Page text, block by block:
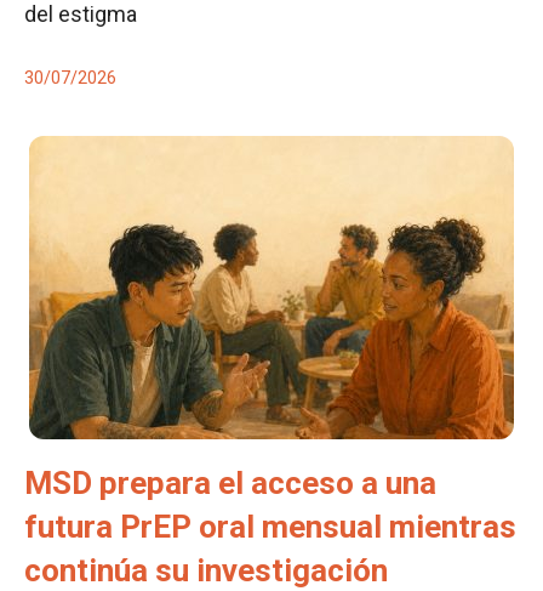
del estigma
30/07/2026
MSD prepara el acceso a una
futura PrEP oral mensual mientras
continúa su investigación